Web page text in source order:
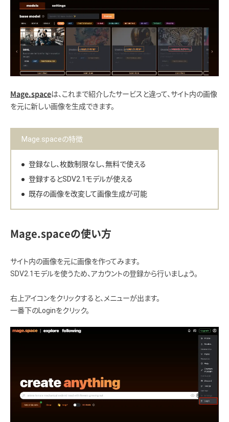
Mage.spaceは、これまで紹介したサービスと違って、サイト内の画像
を元に新しい画像を生成できます。
Mage.spaceの特徴
登録なし、枚数制限なし、無料で使える
登録するとSDV2.1モデルが使える
既存の画像を改変して画像生成が可能
Mage.spaceの使い方
サイト内の画像を元に画像を作ってみます。
SDV2.1モデルを使うため、アカウントの登録から行いましょう。
右上アイコンをクリックすると、メニューが出ます。
一番下のLoginをクリック。